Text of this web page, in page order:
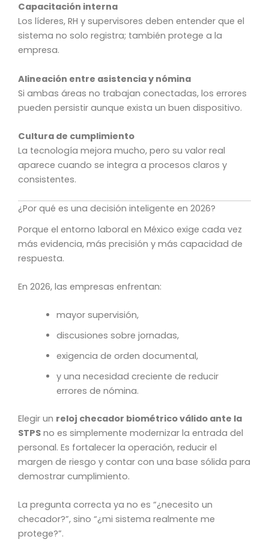
Capacitación interna
Los líderes, RH y supervisores deben entender que el
sistema no solo registra; también protege a la
empresa.
Alineación entre asistencia y nómina
Si ambas áreas no trabajan conectadas, los errores
pueden persistir aunque exista un buen dispositivo.
Cultura de cumplimiento
La tecnología mejora mucho, pero su valor real
aparece cuando se integra a procesos claros y
consistentes.
¿Por qué es una decisión inteligente en 2026?
Porque el entorno laboral en México exige cada vez
más evidencia, más precisión y más capacidad de
respuesta.
En 2026, las empresas enfrentan:
mayor supervisión,
discusiones sobre jornadas,
exigencia de orden documental,
y una necesidad creciente de reducir
errores de nómina.
Elegir un reloj checador biométrico válido ante la
STPS no es simplemente modernizar la entrada del
personal. Es fortalecer la operación, reducir el
margen de riesgo y contar con una base sólida para
demostrar cumplimiento.
La pregunta correcta ya no es “¿necesito un
checador?”, sino “¿mi sistema realmente me
protege?”.